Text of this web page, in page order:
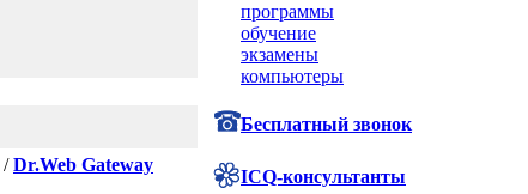
/Dr.Web Gateway
программы
обучение
экзамены
компьютеры
Бесплатный звонок
ICQ-консультанты